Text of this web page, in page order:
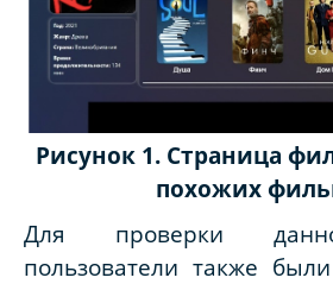
Рисунок 1. Страница
похожих
Для проверки
пользователи также